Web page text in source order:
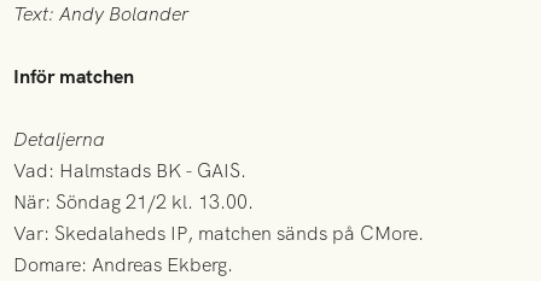
Text: Andy Bolander
Inför matchen
Detaljerna
Vad: Halmstads BK - GAIS.
När: Söndag 21/2 kl. 13.00.
Var: Skedalaheds IP, matchen sänds på CMore.
Domare: Andreas Ekberg.